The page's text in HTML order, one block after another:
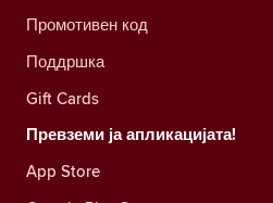
Промотивен код
Поддршка
Gift Cards
Превземи ја апликацијата!
App Store